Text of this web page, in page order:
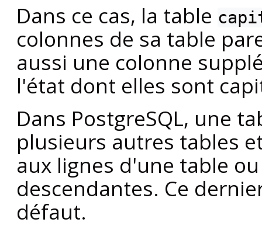
Dans ce cas, la table
colonnes de sa table
aussi une colonne
l'état dont elles sont
Dans PostgreSQL, une
plusieurs autres tables
aux lignes d'une table
descendantes. Ce
défaut.